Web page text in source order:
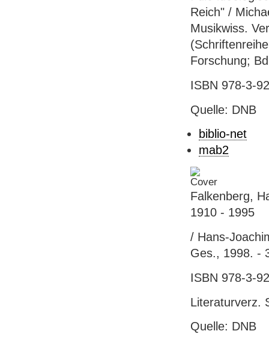
Reich" /
Musikwiss.
Forschung;
ISBN 978-3-
Quelle: DNB
biblio-net
mab2
Falkenberg,
1910 - 1995
/ Hans-
Ges., 1998. -
ISBN 978-3-
Literaturverz.
Quelle: DNB